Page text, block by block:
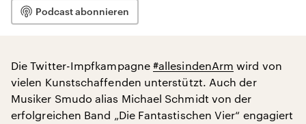
Podcast abonnieren
Die Twitter-Impfkampagne#allesindenArm wird von
vielen Kunstschaffenden unterstützt. Auch der
Musiker Smudo alias Michael Schmidt von der
erfolgreichen Band „Die Fantastischen Vier“ engagiert